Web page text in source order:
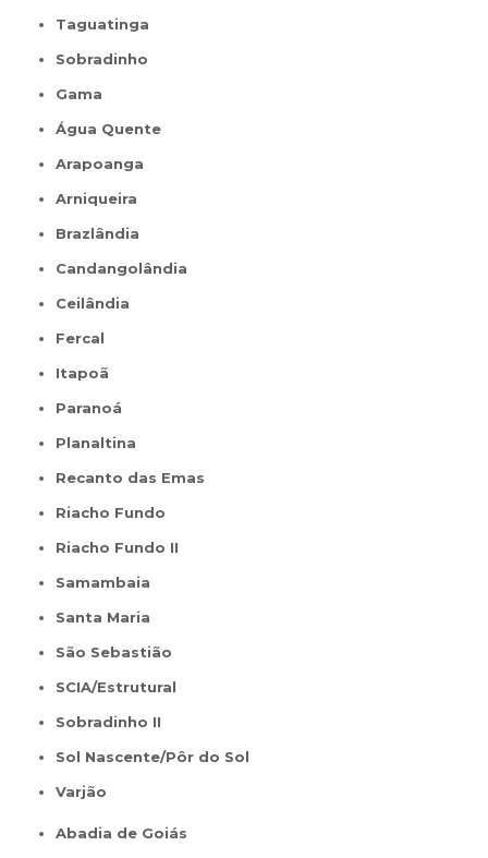
Taguatinga
Sobradinho
Gama
Água Quente
Arapoanga
Arniqueira
Brazlândia
Candangolândia
Ceilândia
Fercal
Itapoã
Paranoá
Planaltina
Recanto das Emas
Riacho Fundo
Riacho Fundo II
Samambaia
Santa Maria
São Sebastião
SCIA/Estrutural
Sobradinho II
Sol Nascente/Pôr do Sol
Varjão
Abadia de Goiás